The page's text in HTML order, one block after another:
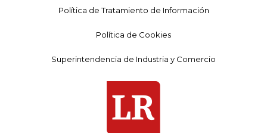
Política de Tratamiento de Información
Política de Cookies
Superintendencia de Industria y Comercio